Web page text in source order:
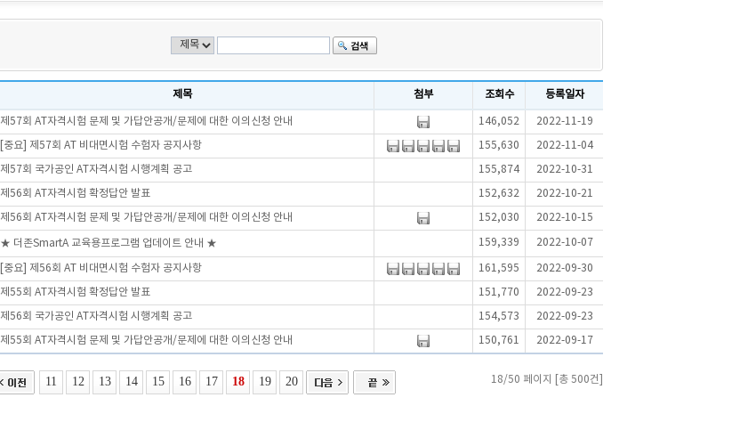
제목 첨부 조회수 등록일자
제57회 AT자격시험 문제 및 가답안공개/문제에 대한 이의신청 안내 146,052 2022-11-19
[중요] 제57회 AT 비대면시험 수험자 공지사항 155,630 2022-11-04
제57회 국가공인 AT자격시험 시행계획 공고 155,874 2022-10-31
제56회 AT자격시험 확정답안 발표 152,632 2022-10-21
제56회 AT자격시험 문제 및 가답안공개/문제에 대한 이의신청 안내 152,030 2022-10-15
★ 더존SmartA 교육용프로그램 업데이트 안내 ★ 159,339 2022-10-07
[중요] 제56회 AT 비대면시험 수험자 공지사항 161,595 2022-09-30
제55회 AT자격시험 확정답안 발표 151,770 2022-09-23
제56회 국가공인 AT자격시험 시행계획 공고 154,573 2022-09-23
제55회 AT자격시험 문제 및 가답안공개/문제에 대한 이의신청 안내 150,761 2022-09-17
11 12 13 14 15 16 17 18 19 20 18/50 페이지 [총 500건]